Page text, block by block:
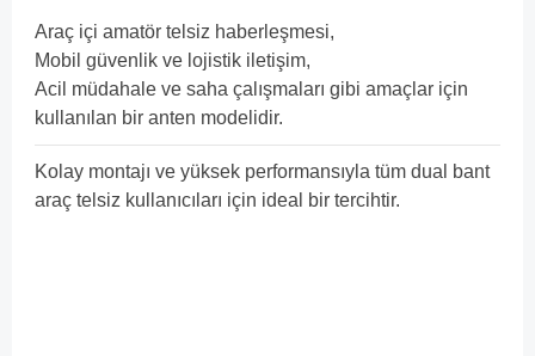
Araç içi amatör telsiz haberleşmesi,
Mobil güvenlik ve lojistik iletişim,
Acil müdahale ve saha çalışmaları gibi amaçlar için
kullanılan bir anten modelidir.
Kolay montajı ve yüksek performansıyla tüm dual bant
araç telsiz kullanıcıları için ideal bir tercihtir.